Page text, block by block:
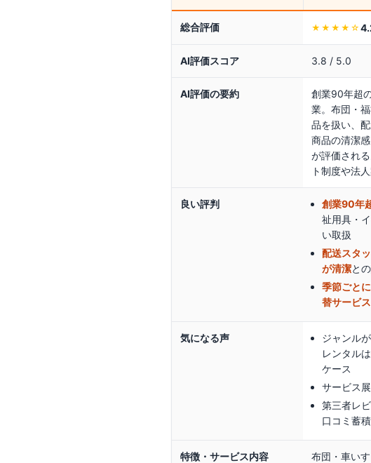
総合評価 ★★★★ ☆
AI評価スコア 3.8 / 5.0
AI評価の要約
創業90年超
業。布団・
品を扱い、
商品の清潔
が評価され
ト制度や法
良い評判 創業90年
祉用具・
い取扱
配送スタ
が清潔と
季節ごと
替サービ
気になる声
ジャンル
レンタル
ケース
サービス
第三者レ
口コミ蓄
特徴・サービス内容
布団・車い